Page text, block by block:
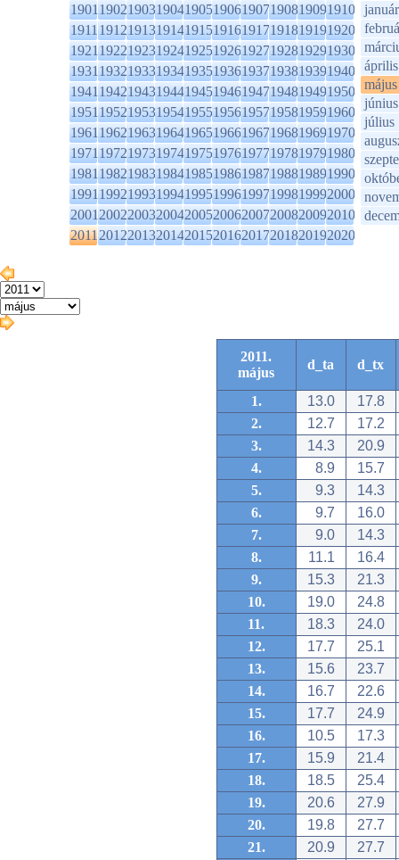
1901190219031904190519061907190819091910
1911191219131914191519161917191819191920
1921192219231924192519261927192819291930
1931193219331934193519361937193819391940
1941194219431944194519461947194819491950
1951195219531954195519561957195819591960
1961196219631964196519661967196819691970
1971197219731974197519761977197819791980
1981198219831984198519861987198819891990
1991199219931994199519961997199819992000
2001200220032004200520062007200820092010
2011201220132014201520162017201820192020
január
április
május
június
július
2011.
május
d_ta d_tx
1. 13.0
17.8
2.
12.7
17.2
3.
14.3
20.9
4.
8.9
15.7
5.
9.3
14.3
6.
9.7
16.0
7.
9.0
14.3
8.
11.1
16.4
9.
15.3
21.3
10.
19.0
24.8
11.
18.3
24.0
12.
17.7
25.1
13.
15.6
23.7
14.
16.7
22.6
15.
17.7
24.9
16.
10.5
17.3
17.
15.9
21.4
18.
18.5
25.4
19.
20.6
27.9
20.
19.8
27.7
21.
20.9
27.7